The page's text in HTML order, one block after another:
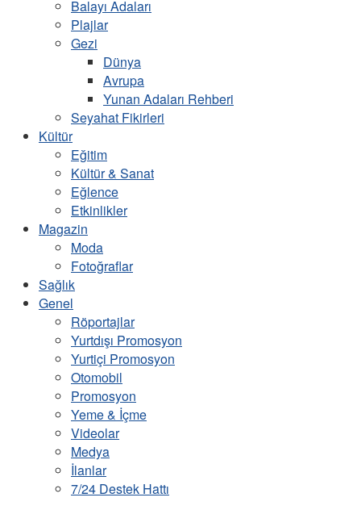
Balayı Adaları
Plajlar
Gezi
Dünya
Avrupa
Yunan Adaları Rehberi
Seyahat Fikirleri
Kültür
Eğitim
Kültür & Sanat
Eğlence
Etkinlikler
Magazin
Moda
Fotoğraflar
Sağlık
Genel
Röportajlar
Yurtdışı Promosyon
Yurtiçi Promosyon
Otomobil
Promosyon
Yeme & İçme
Videolar
Medya
İlanlar
7/24 Destek Hattı